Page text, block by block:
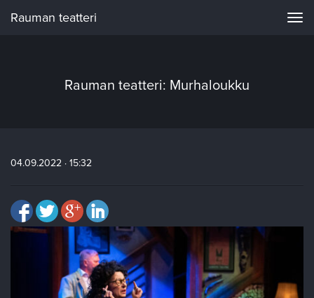
Rauman teatteri
Rauman teatteri: Murhaloukku
04.09.2022 · 15:32